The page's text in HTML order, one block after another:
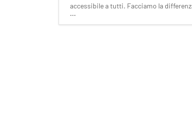
accessibile a tutti. Facciamo la
Stefanel. Candidati per entrare nel
...